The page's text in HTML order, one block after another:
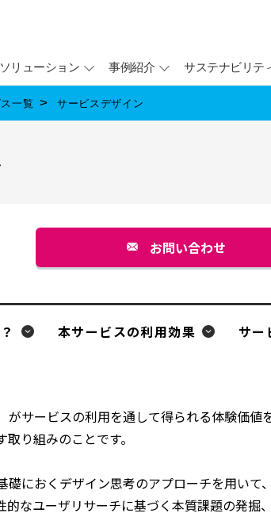
ソリューション 事例紹介 サステナビリテ
一覧 サービスデザイン
お問い合わせ
ィ
開
本サービスの利用効果 サー
がサービスの利用を通して得られる体験価
り組みのことです。
におくデザイン思考のアプローチを用いて
なユーザリサーチに基づく本質課題の発